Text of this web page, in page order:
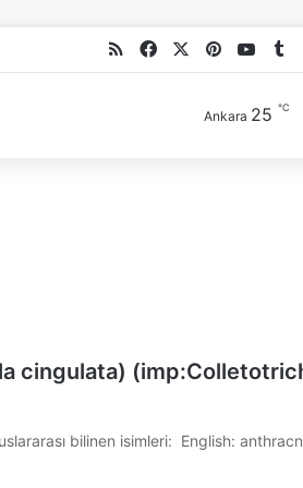
RSS FacebookPinterest
Ankara 25 ℃
cingulata)
bilinen isimleri: English: